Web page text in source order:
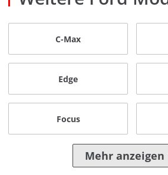
C-Max
Edge
Focus
Mehr anzeigen